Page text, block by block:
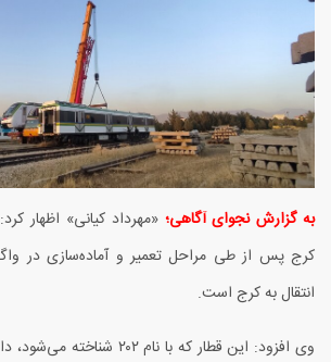
به گزارش نجوای آگاهی؛ «مهرداد کیانی» اظهار
کرج پس از طی مراحل تعمیر و آماده‌سازی در
انتقال به کرج است.
وی افزود: این قطار که با نام